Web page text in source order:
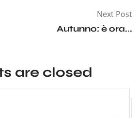
Next Post
Autunno: è ora...
are closed